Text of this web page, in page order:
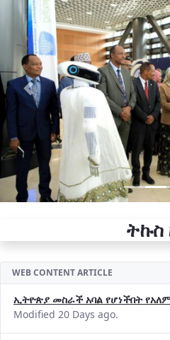
Previous
ትኩስ
WEB CONTENT ARTICLE
ኢትዮጵያ መስራች አባል የሆነችበት
Modified 20 Days ago.